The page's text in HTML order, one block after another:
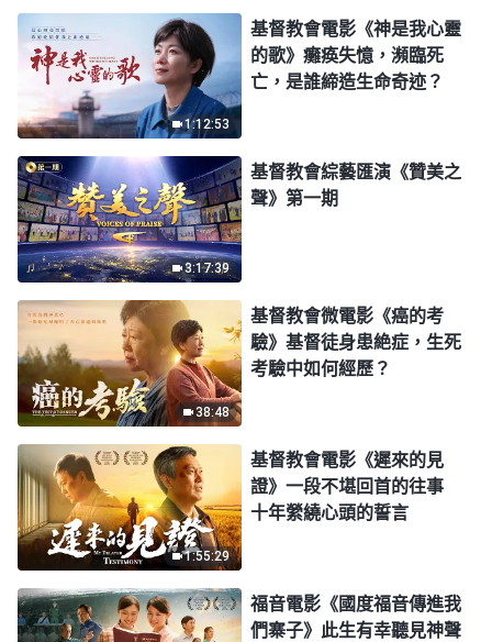
1:12:53
基督教會電影《神是我心靈
的歌》癱痪失憶，瀕臨死
亡，是誰締造生命奇迹？
3:17:39
基督教會綜藝匯演《贊美之
聲》第一期
38:48
基督教會微電影《癌的考
驗》基督徒身患絶症，生死
考驗中如何經歷？
1:55:29
基督教會電影《遲來的見
證》一段不堪回首的往事
十年縈繞心頭的誓言
福音電影《國度福音傳進我
們寨子》此生有幸聽見神聲